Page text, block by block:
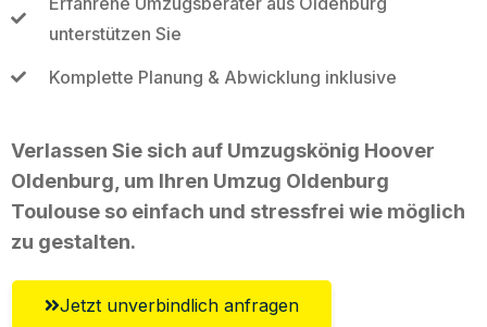
unterstützen Sie
Komplette Planung & Abwicklung inklusive
Verlassen Sie sich auf Umzugskönig Hoover
Oldenburg, um Ihren Umzug Oldenburg
Toulouse so einfach und stressfrei wie möglich
zu gestalten.
Jetzt unverbindlich anfragen